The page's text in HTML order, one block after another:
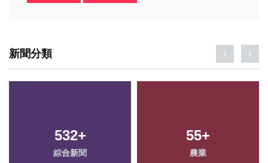
新聞分類
532+
綜合新聞
55+
農業